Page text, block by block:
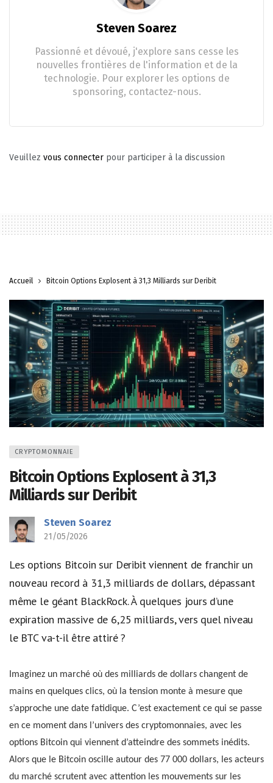
Steven Soarez
Passionné et dévoué, j'explore sans cesse les
nouvelles frontières de l'information et de la
technologie. Pour explorer les options de
sponsoring, contactez-nous.
Veuillez vous connecter pour participer à la discussion
Accueil Bitcoin Options Explosent à 31,3 Milliards sur Deribit
CRYPTOMONNAIE
Bitcoin Options Explosent à 31,3
Milliards sur Deribit
Steven Soarez
21/05/2026
Les options Bitcoin sur Deribit viennent de franchir un
nouveau record à 31,3 milliards de dollars, dépassant
même le géant BlackRock. À quelques jours d’une
expiration massive de 6,25 milliards, vers quel niveau
le BTC va-t-il être attiré ?
Imaginez un marché où des milliards de dollars changent de
mains en quelques clics, où la tension monte à mesure que
s’approche une date fatidique. C’est exactement ce qui se passe
en ce moment dans l’univers des cryptomonnaies, avec les
options Bitcoin qui viennent d’atteindre des sommets inédits.
Alors que le Bitcoin oscille autour des 77 000 dollars, les acteurs
du marché scrutent avec attention les mouvements sur les